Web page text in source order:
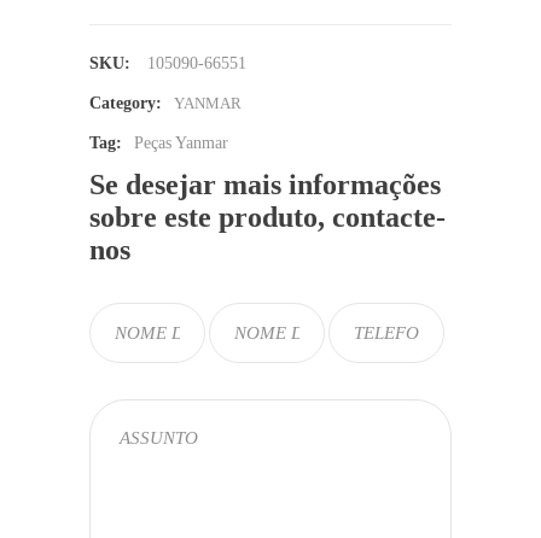
SKU: 105090-66551
Category: YANMAR
Tag: Peças Yanmar
Se desejar mais informações
sobre este produto, contacte-
nos